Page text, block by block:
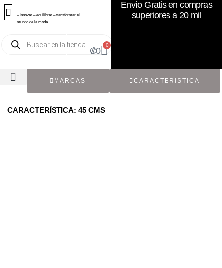
– innovar – equilibrar – transformar el
mundo de la moda
₡0
0
Envío Gratis en compras
superiores a 20 mil
MARCAS CARACTERISTICA
CARACTERÍSTICA: 45 CMS